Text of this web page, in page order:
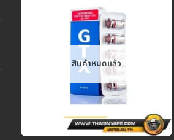
สินค้าหมดแล้ว